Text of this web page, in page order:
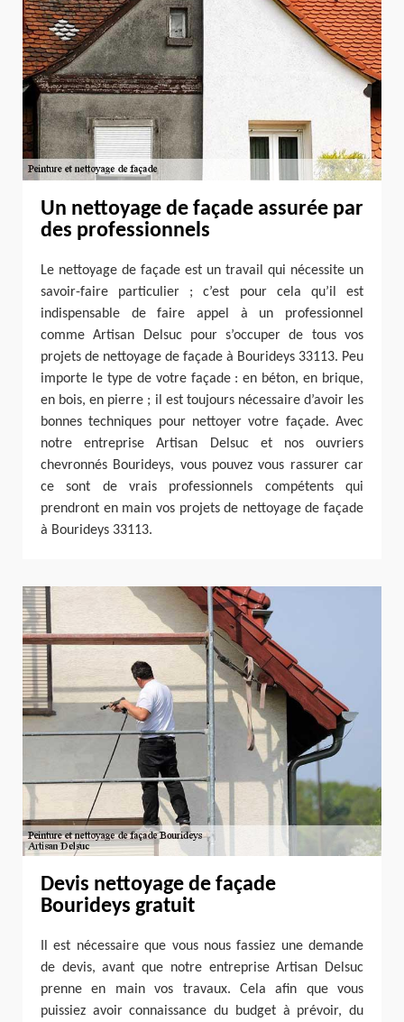
Un nettoyage de façade assurée par
des professionnels
Le nettoyage de façade est un travail qui nécessite un
savoir-faire particulier ; c’est pour cela qu’il est
indispensable de faire appel à un professionnel
comme Artisan Delsuc pour s’occuper de tous vos
projets de nettoyage de façade à Bourideys 33113. Peu
importe le type de votre façade : en béton, en brique,
en bois, en pierre ; il est toujours nécessaire d’avoir les
bonnes techniques pour nettoyer votre façade. Avec
notre entreprise Artisan Delsuc et nos ouvriers
chevronnés Bourideys, vous pouvez vous rassurer car
ce sont de vrais professionnels compétents qui
prendront en main vos projets de nettoyage de façade
à Bourideys 33113.
Devis nettoyage de façade
Bourideys gratuit
Il est nécessaire que vous nous fassiez une demande
de devis, avant que notre entreprise Artisan Delsuc
prenne en main vos travaux. Cela afin que vous
puissiez avoir connaissance du budget à prévoir, du